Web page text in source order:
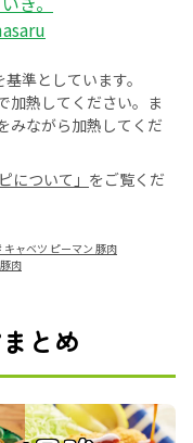
準としています。
加熱してください。ま
みながら加熱してくだ
について」 をご覧くだ
キャベツ ピーマン 豚肉
肉
とめ